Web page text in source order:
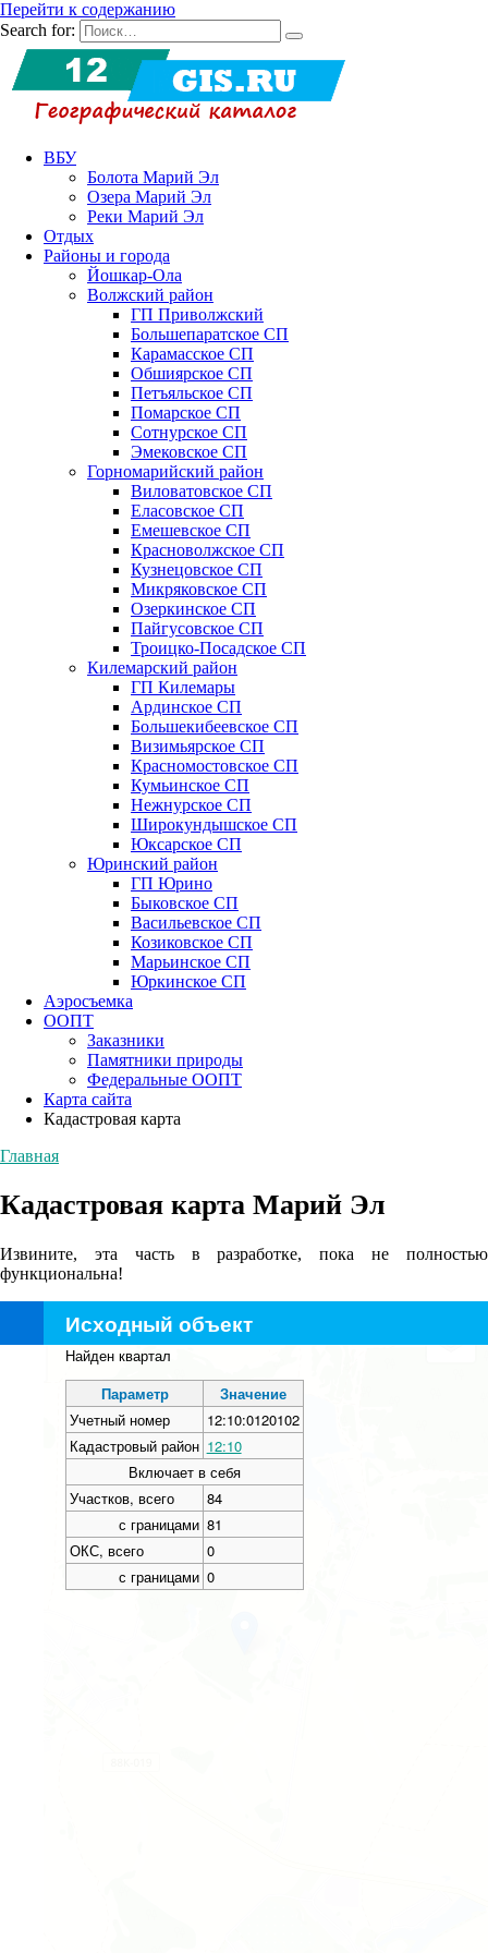
Перейти к содержанию
Search for:
ВБУ
Болота Марий Эл
Озера Марий Эл
Реки Марий Эл
Отдых
Районы и города
Йошкар-Ола
Волжский район
ГП Приволжский
Большепаратское СП
Карамасское СП
Обшиярское СП
Петъяльское СП
Помарское СП
Сотнурское СП
Эмековское СП
Горномарийский район
Виловатовское СП
Еласовское СП
Емешевское СП
Красноволжское СП
Кузнецовское СП
Микряковское СП
Озеркинское СП
Пайгусовское СП
Троицко-Посадское СП
Килемарский район
ГП Килемары
Ардинское СП
Большекибеевское СП
Визимьярское СП
Красномостовское СП
Кумьинское СП
Нежнурское СП
Широкундышское СП
Юксарское СП
Юринский район
ГП Юрино
Быковское СП
Васильевское СП
Козиковское СП
Марьинское СП
Юркинское СП
Аэросъемка
ООПТ
Заказники
Памятники природы
Федеральные ООПТ
Карта сайта
Кадастровая карта
Главная
Кадастровая карта Марий Эл
Извините, эта часть в разработке, пока не полностью
функциональна!
Исходный объект
Найден квартал
Параметр
Значение
Учетный номер
12:10:0120102
Кадастровый район 12:10
Включает в себя
Участков, всего
84
с границами 81
ОКС, всего
0
с границами 0